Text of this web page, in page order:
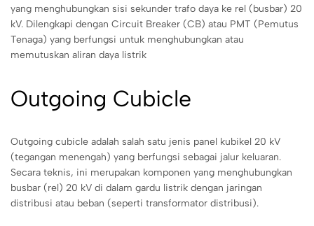
yang menghubungkan sisi sekunder trafo daya ke rel (busbar) 20
kV. Dilengkapi dengan Circuit Breaker (CB) atau PMT (Pemutus
Tenaga) yang berfungsi untuk menghubungkan atau
memutuskan aliran daya listrik
Outgoing Cubicle
Outgoing cubicle adalah salah satu jenis panel kubikel 20 kV
(tegangan menengah) yang berfungsi sebagai jalur keluaran.
Secara teknis, ini merupakan komponen yang menghubungkan
busbar (rel) 20 kV di dalam gardu listrik dengan jaringan
distribusi atau beban (seperti transformator distribusi).